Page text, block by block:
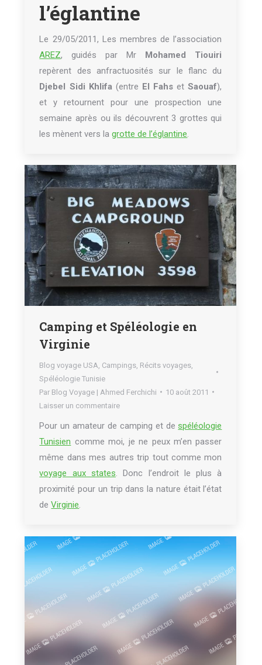
l’églantine
Le 29/05/2011, Les membres de l’association
AREZ, guidés par Mr Mohamed Tiouiri
repèrent des anfractuosités sur le flanc du
Djebel Sidi Khlifa (entre El Fahs etSaouaf),
et y retournent pour une prospection une
semaine après ou ils découvrent 3 grottes qui
les mènent vers lagrotte de l’églantine
Camping et Spéléologie en
Virginie
Blog voyage USA Campings Récits voyages
Spéléologie Tunisie
Par Blog Voyage | Ahmed Ferchichi
10 août 2011
Laisser un commentaire
Pour un amateur de camping et de spéléologie
Tunisien comme moi, je ne peux m’en passer
même dans mes autres trip tout comme mon
voyage aux states . Donc l’endroit le plus à
proximité pour un trip dans la nature était l’état
deVirginie